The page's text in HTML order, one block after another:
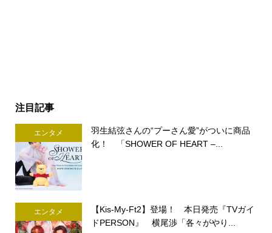
注目記事
エンタメ
羽生結弦さんの“プーさん愛”がついに商品
化！ 「SHOWER OF HEART –...
エンタメ
【Kis-My-Ft2】登場！ 本日発売『TVガイ
ドPERSON』 横尾渉「各々がやり...